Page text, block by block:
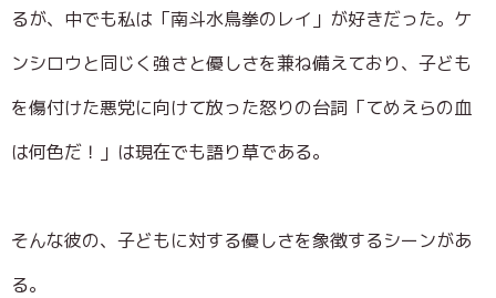
るが、中でも私は「南斗水鳥拳のレイ」が好きだった。ケ
ンシロウと同じく強さと優しさを兼ね備えており、子ども
を傷付けた悪党に向けて放った怒りの台詞「てめえらの血
は何色だ！」は現在でも語り草である。
そんな彼の、子どもに対する優しさを象徴するシーンがあ
る。